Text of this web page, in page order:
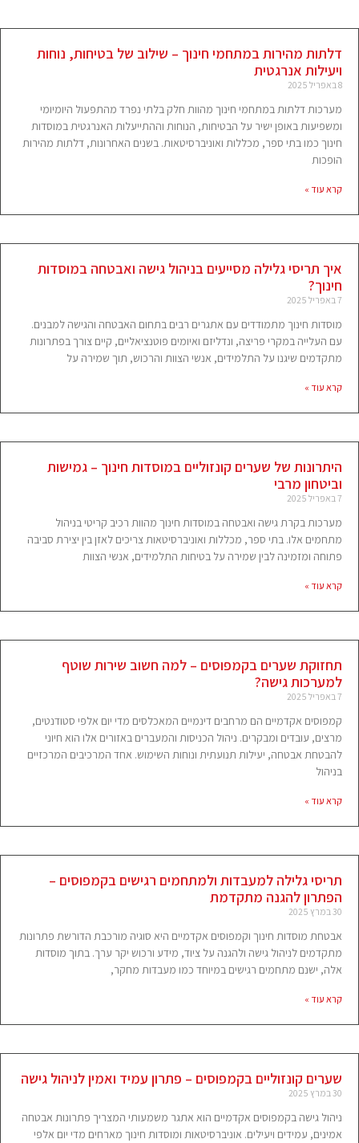
דלתות מהירות במתחמי חינוך – שילוב של בטיחות, נוחות
ויעילות אנרגטית
8 באפריל 2025
מערכות דלתות במתחמי חינוך מהוות חלק בלתי נפרד מהתפעול היומיומי
ומשפיעות באופן ישיר על הבטיחות, הנוחות וההתייעלות האנרגטית במוסדות
חינוך כמו בתי ספר, מכללות ואוניברסיטאות. בשנים האחרונות, דלתות מהירות
הופכות
קרא עוד »
איך תריסי גלילה מסייעים בניהול גישה ואבטחה במוסדות
חינוך?
7 באפריל 2025
מוסדות חינוך מתמודדים עם אתגרים רבים בתחום האבטחה והגישה למבנים.
עם העלייה במקרי פריצה, ונדליזם ואיומים פוטנציאליים, קיים צורך בפתרונות
מתקדמים שיגנו על התלמידים, אנשי הצוות והרכוש, תוך שמירה על
קרא עוד »
היתרונות של שערים קונזוליים במוסדות חינוך – גמישות
וביטחון מרבי
7 באפריל 2025
מערכות בקרת גישה ואבטחה במוסדות חינוך מהוות רכיב קריטי בניהול
מתחמים אלו. בתי ספר, מכללות ואוניברסיטאות צריכים לאזן בין יצירת סביבה
פתוחה ומזמינה לבין שמירה על בטיחות התלמידים, אנשי הצוות
קרא עוד »
תחזוקת שערים בקמפוסים – למה חשוב שירות שוטף
למערכות גישה?
7 באפריל 2025
קמפוסים אקדמיים הם מרחבים דינמיים המאכלסים מדי יום אלפי סטודנטים,
מרצים, עובדים ומבקרים. ניהול הכניסות והמעברים באזורים אלו הוא חיוני
להבטחת אבטחה, יעילות תנועתית ונוחות השימוש. אחד המרכיבים המרכזיים
בניהול
קרא עוד »
תריסי גלילה למעבדות ולמתחמים רגישים בקמפוסים –
הפתרון להגנה מתקדמת
30 במרץ 2025
אבטחת מוסדות חינוך וקמפוסים אקדמיים היא סוגיה מורכבת הדורשת פתרונות
מתקדמים לניהול גישה ולהגנה על ציוד, מידע ורכוש יקר ערך. בתוך מוסדות
אלה, ישנם מתחמים רגישים במיוחד כמו מעבדות מחקר,
קרא עוד »
שערים קונזוליים בקמפוסים – פתרון עמיד ואמין לניהול גישה
30 במרץ 2025
ניהול גישה בקמפוסים אקדמיים הוא אתגר משמעותי המצריך פתרונות אבטחה
אמינים, עמידים ויעילים. אוניברסיטאות ומוסדות חינוך מארחים מדי יום אלפי